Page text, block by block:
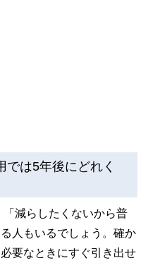
では5年後にどれく
減らしたくないから普
人もいるでしょう。確か
要なときにすぐ引き出せ